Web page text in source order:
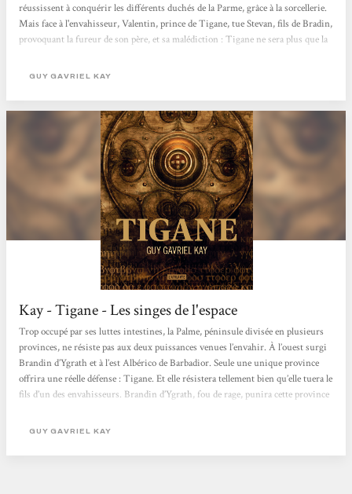
réussissent à conquérir les différents duchés de la Parme, grâce à la sorcellerie.
Mais face à l'envahisseur, Valentin, prince de Tigane, tue Stevan, fils de Bradin,
provoquant la fureur de son père, et sa malédiction : Tigane ne sera plus que la
nés dans la province, le sorcier l'effaçant de toutes les mémoires, tout en
GUY GAVRIEL KAY
Kay - Tigane - Les singes de l'espace
Trop occupé par ses luttes intestines, la Palme, péninsule divisée en plusieurs
provinces, ne résiste pas aux deux puissances venues l’envahir. À l’ouest surgi
Brandin d’Ygrath et à l’est Albérico de Barbadior. Seule une unique province
offrira une réelle défense : Tigane. Et elle résistera tellement bien qu’elle tuera le
fils d’un des envahisseurs. Brandin d’Ygrath, fou de rage, punira cette province
15 ans plus tard, avec Devin di Asoli jeune chanteur de talent. Mû par...
GUY GAVRIEL KAY